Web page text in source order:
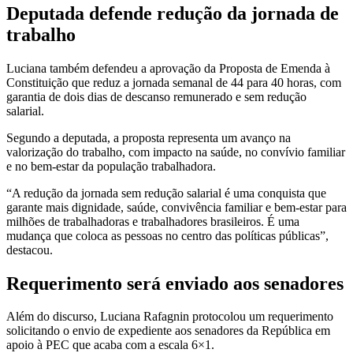
Deputada defende redução da jornada de
trabalho
Luciana também defendeu a aprovação da Proposta de Emenda à
Constituição que reduz a jornada semanal de 44 para 40 horas, com
garantia de dois dias de descanso remunerado e sem redução
salarial.
Segundo a deputada, a proposta representa um avanço na
valorização do trabalho, com impacto na saúde, no convívio familiar
e no bem-estar da população trabalhadora.
“A redução da jornada sem redução salarial é uma conquista que
garante mais dignidade, saúde, convivência familiar e bem-estar para
milhões de trabalhadoras e trabalhadores brasileiros. É uma
mudança que coloca as pessoas no centro das políticas públicas”,
destacou.
Requerimento será enviado aos senadores
Além do discurso, Luciana Rafagnin protocolou um requerimento
solicitando o envio de expediente aos senadores da República em
apoio à PEC que acaba com a escala 6×1.